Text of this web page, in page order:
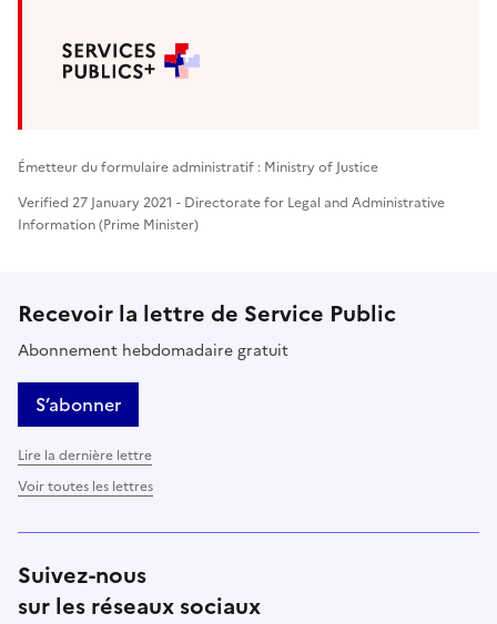
Émetteur du formulaire administratif : Ministry of Justice
Verified 27 January 2021 - Directorate for Legal and Administrative
Information (Prime Minister)
Recevoir la lettre de Service Public
Abonnement hebdomadaire gratuit
S’abonner
Lire la dernière lettre
Voir toutes les lettres
Suivez-nous
sur les réseaux sociaux